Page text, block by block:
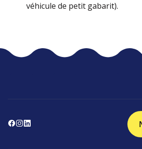
véhicule de petit gabarit).